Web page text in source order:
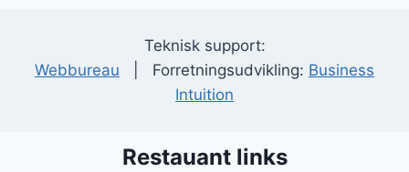
Teknisk support:
Webbureau | Forretningsudvikling: Business
Intuition
Restauant links